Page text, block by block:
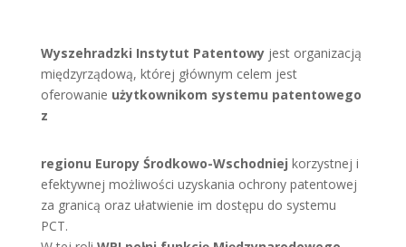
Wyszehradzki Instytut Patentowyjest organizacją
międzyrządową, której głównym celem jest
oferowanie użytkownikom systemu patentowego
z
regionu Europy Środkowo-Wschodniej korzystnej i
efektywnej możliwości uzyskania ochrony patentowej
za granicą oraz ułatwienie im dostępu do systemu
PCT.